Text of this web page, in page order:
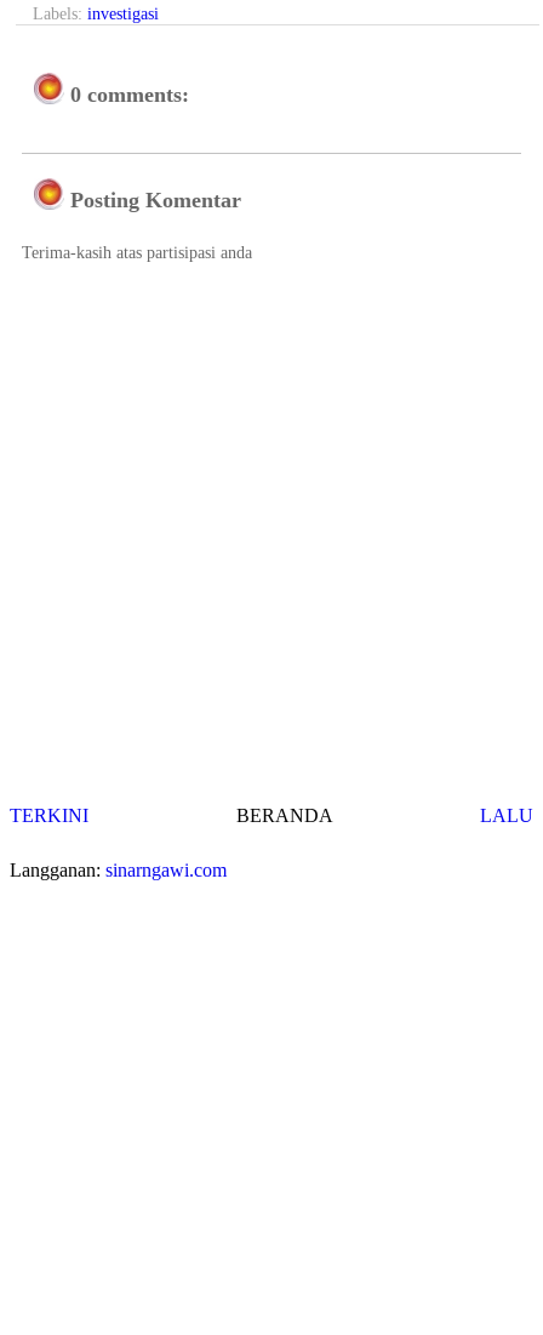
Labels: investigasi
0 comments:
Posting Komentar
Terima-kasih atas partisipasi anda
TERKINI LALU
BERANDA
Langganan: sinarngawi.com